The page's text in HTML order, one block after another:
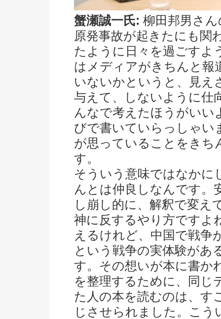
蟹瀬誠一氏: 柳田邦男さ
原発事故が起きたにも関
たように日々を過ごすよ
はメディアがきちんと報
いないかというと、見え
与えて、しないように仕
んなで考えたほうがいい
びで書いていらっしゃい
が思っていることをきち
す。
そういう意味ではなかに
んとは仲良しなんです。
し崩し的に、解釈で変え
神に反するやり方ですよ
えるけれど、中国で戦争
という戦争の実体験があ
す。その想いが本に書か
を整理するために、同じ
た人の本を読むのは、す
じさせられました。こう